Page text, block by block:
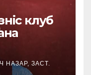
клуб
НАЗАР, ЗАСТ.